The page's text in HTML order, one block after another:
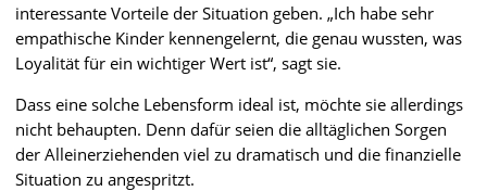
interessante Vorteile der Situation geben. „Ich habe sehr
empathische Kinder kennengelernt, die genau wussten, was
Loyalität für ein wichtiger Wert ist“, sagt sie.
Dass eine solche Lebensform ideal ist, möchte sie allerdings
nicht behaupten. Denn dafür seien die alltäglichen Sorgen
der Alleinerziehenden viel zu dramatisch und die finanzielle
Situation zu angespritzt.